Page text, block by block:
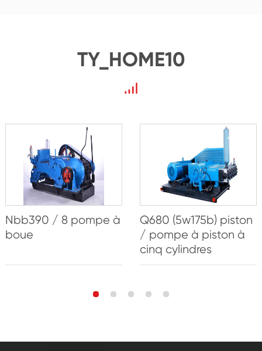
TY_HOME10
Nbb390 / 8 pompe à
boue
Q680 (5w175b) piston
/ pompe à piston à
cinq cylindres